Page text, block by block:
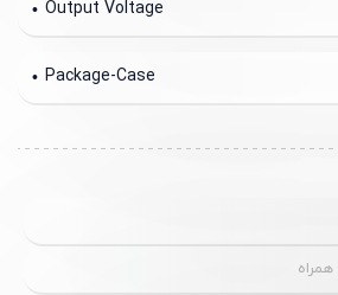
Output Voltage
Package-Case